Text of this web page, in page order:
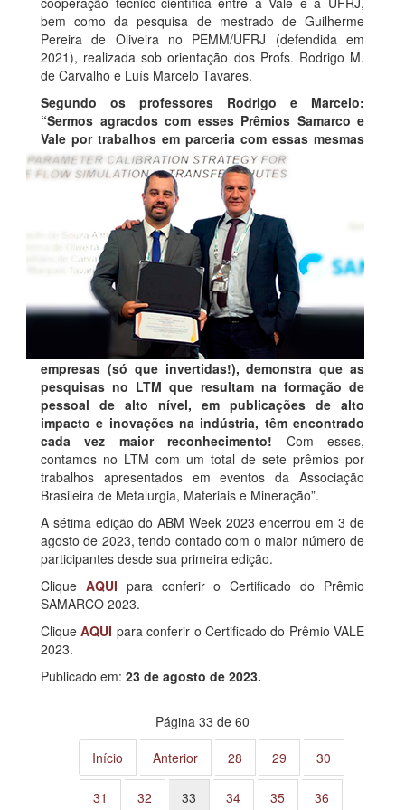
bem como da pesquisa de mestrado de Guilherme
Pereira de Oliveira no PEMM/UFRJ (defendida em
2021), realizada sob orientação dos Profs. Rodrigo M.
de Carvalho e Luís Marcelo Tavares.
Segundo os professores Rodrigo e Marcelo:
“Sermos agracdos com esses Prêmios Samarco e
Vale por trabalhos em parceria com essas mesmas
empresas (só que invertidas!), demonstra que as
pesquisas no LTM que resultam na formação de
pessoal de alto nível, em publicações de alto
impacto e inovações na indústria, têm encontrado
cada vez maior reconhecimento! Com esses,
contamos no LTM com um total de sete prêmios por
trabalhos apresentados em eventos da Associação
Brasileira de Metalurgia, Materiais e Mineração”.
A sétima edição do ABM Week 2023 encerrou em 3 de
agosto de 2023, tendo contado com o maior número de
participantes desde sua primeira edição.
Clique AQUI para conferir o Certificado do Prêmio
SAMARCO 2023.
CliqueAQUI para conferir o Certificado do Prêmio VALE
2023.
Publicado em: 23 de agosto de 2023.
Página 33 de 60
Início
Anterior 28 29 30
31 32 33 34 35 36